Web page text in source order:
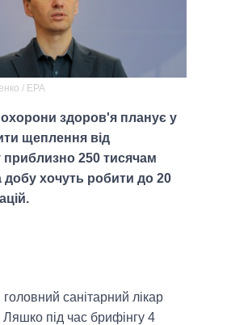
/ ЕРА
охорони здоров'я планує у
щеплення від
приблизно 250 тисячам
добу хочуть робити до 20
санітарний лікар
Ляшко під час брифінгу 4